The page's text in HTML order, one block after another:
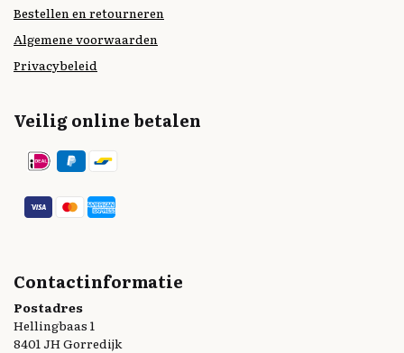
Bestellen en retourneren
Algemene voorwaarden
Privacybeleid
Veilig online betalen
Contactinformatie
Postadres
Hellingbaas 1
8401 JH Gorredijk